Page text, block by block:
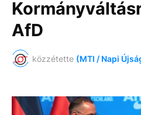
AfD
közzétette (MTI / Napi